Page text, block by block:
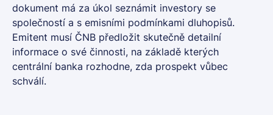
dokument má za úkol seznámit investory se
společností a s emisními podmínkami dluhopisů.
Emitent musí ČNB předložit skutečně detailní
informace o své činnosti, na základě kterých
centrální banka rozhodne, zda prospekt vůbec
schválí.